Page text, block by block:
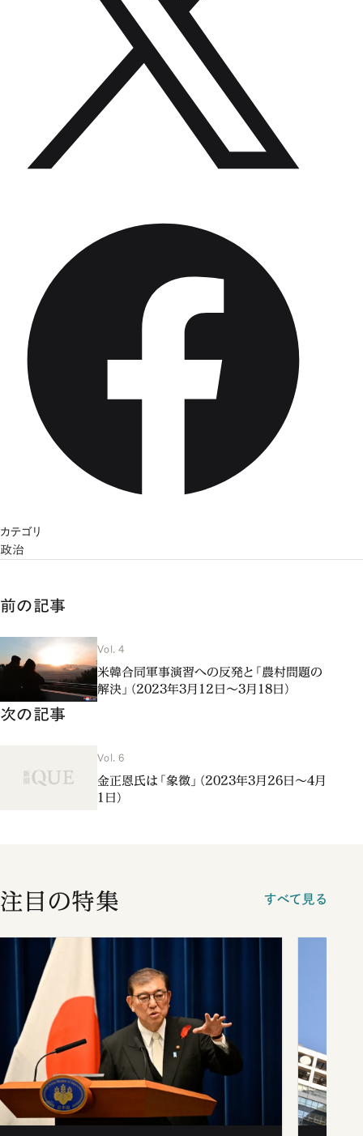
カテゴリ
政治
前の記事
Vol. 4
米韓合同軍事演習への反発と「農村問題の
解決」（2023年3月12日～3月18日）
次の記事
Vol. 6
金正恩氏は「象徴」（2023年3月26日～4月
1日）
注目の特集 すべて見る